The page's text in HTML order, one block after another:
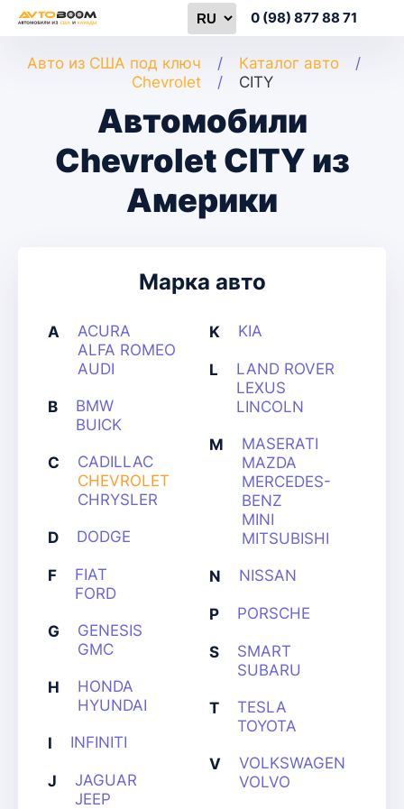
0 (98) 877 88 71
Авто из США под ключ
Каталог авто
Chevrolet
CITY
Автомобили
Chevrolet CITY из
Америки
Марка авто
A
ACURA
ALFA ROMEO
AUDI
B
BMW
BUICK
C
CADILLAC
CHEVROLET
CHRYSLER
D DODGE
F
FIAT
FORD
G
GENESIS
GMC
H
HONDA
HYUNDAI
I INFINITI
J
JAGUAR
JEEP
K KIA
L
LAND ROVER
LEXUS
LINCOLN
M
MASERATI
MAZDA
MERCEDES-
BENZ
MINI
MITSUBISHI
N NISSAN
P PORSCHE
S
SMART
SUBARU
T
TESLA
TOYOTA
V
VOLKSWAGEN
VOLVO